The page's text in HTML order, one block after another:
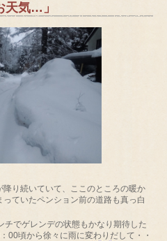
天気…」
り続いていて、ここのところの暖か
ていたペンション前の道路も真っ白
でゲレンデの状態もかなり期待した
00頃から徐々に雨に変わりだして・・